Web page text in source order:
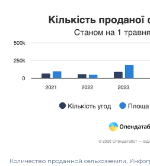
Количество проданной сельхозземли,